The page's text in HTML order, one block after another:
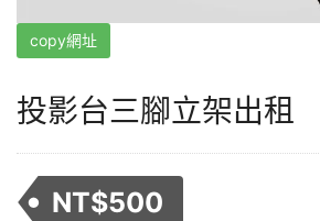
copy網址
投影台三腳立架出租
NT$500